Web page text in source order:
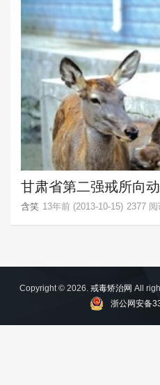
甘肃省第二强戒所向
含笑 13年前 (2013-10-15) 2377 阅
Copyright © 2026. 戒毒矫治网 All
浙公网安备